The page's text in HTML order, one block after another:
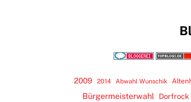
2009 2014 Abwahl Wunschik
Bürgermeisterwahl
Dorfrock